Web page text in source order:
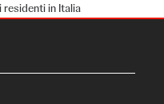
in Italia